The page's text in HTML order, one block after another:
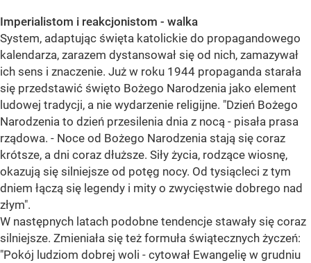
Imperialistom i reakcjonistom - walka
System, adaptując święta katolickie do propagandowego
kalendarza, zarazem dystansował się od nich, zamazywał
ich sens i znaczenie. Już w roku 1944 propaganda starała
się przedstawić święto Bożego Narodzenia jako element
ludowej tradycji, a nie wydarzenie religijne. "Dzień Bożego
Narodzenia to dzień przesilenia dnia z nocą - pisała prasa
rządowa. - Noce od Bożego Narodzenia stają się coraz
krótsze, a dni coraz dłuższe. Siły życia, rodzące wiosnę,
okazują się silniejsze od potęg nocy. Od tysiącleci z tym
dniem łączą się legendy i mity o zwycięstwie dobrego nad
złym".
W następnych latach podobne tendencje stawały się coraz
silniejsze. Zmieniała się też formuła świątecznych życzeń:
"Pokój ludziom dobrej woli - cytował Ewangelię w grudniu